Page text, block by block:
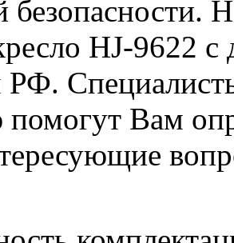
безопасности.
HJ-9622
РФ.
Вам